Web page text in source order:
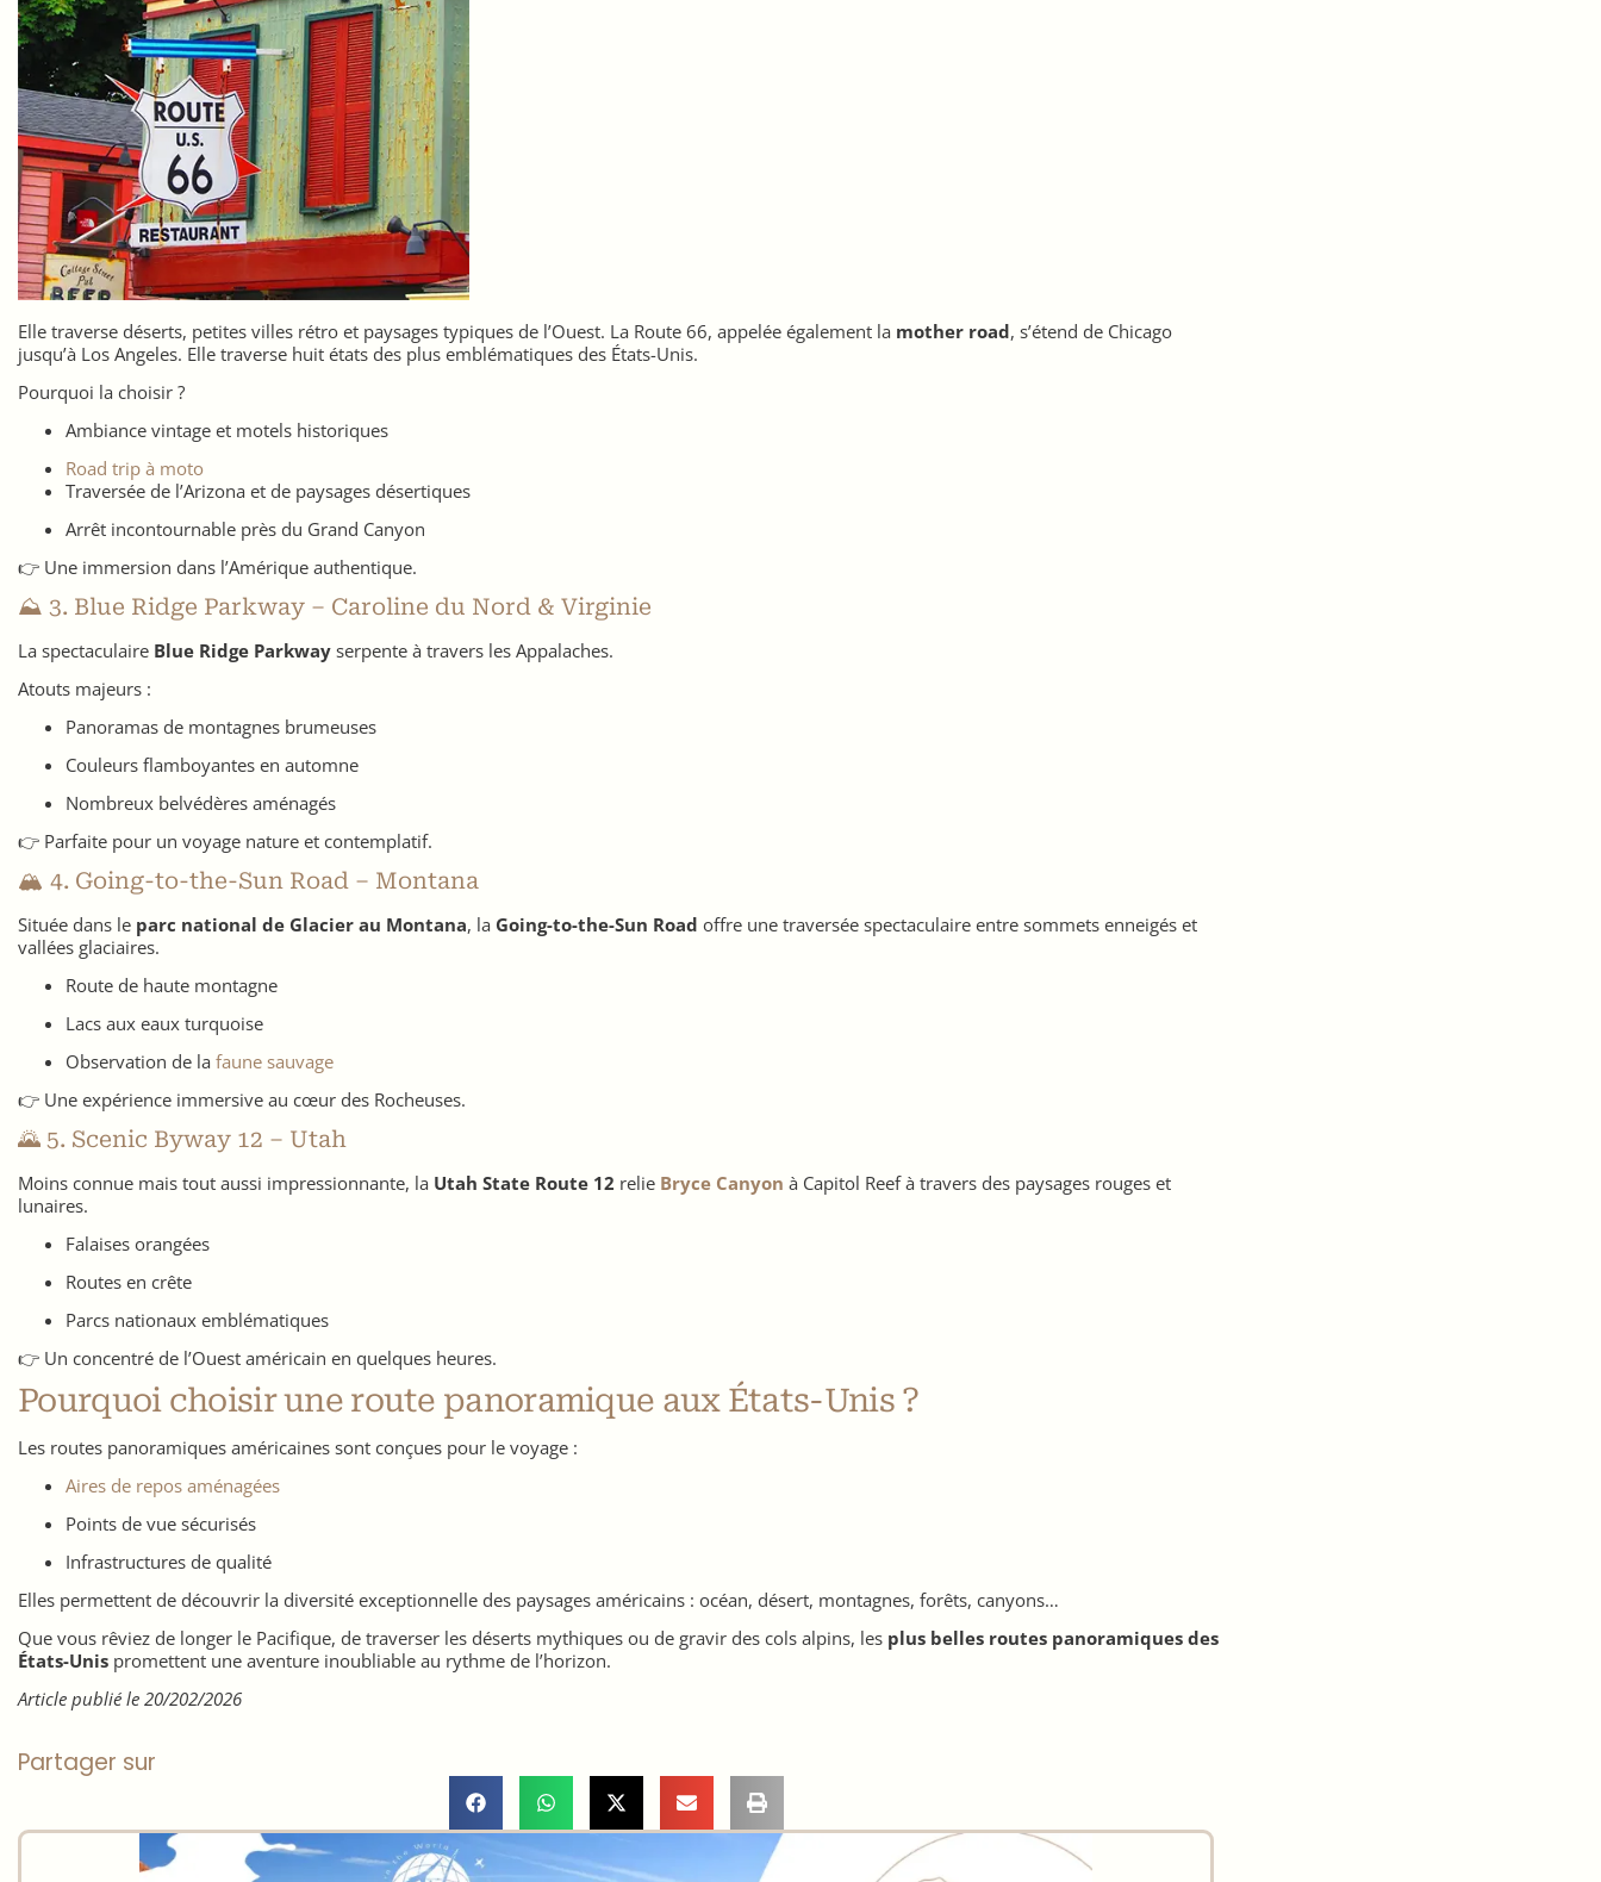
Elle traverse déserts, petites villes rétro et paysages typiques de l’Ouest. La Route 66, appelée également la mother road, s’étend de Chicago
jusqu’à Los Angeles. Elle traverse huit états des plus emblématiques des États-Unis.
Pourquoi la choisir ?
Ambiance vintage et motels historiques
Road trip à moto
Traversée de l’Arizona et de paysages désertiques
Arrêt incontournable près du Grand Canyon
👉 Une immersion dans l’Amérique authentique.
⛰️ 3. Blue Ridge Parkway – Caroline du Nord & Virginie
La spectaculaire Blue Ridge Parkway serpente à travers les Appalaches.
Atouts majeurs :
Panoramas de montagnes brumeuses
Couleurs flamboyantes en automne
Nombreux belvédères aménagés
👉 Parfaite pour un voyage nature et contemplatif.
🏔️ 4. Going-to-the-Sun Road – Montana
Située dans le parc national de Glacier au Montana, la Going-to-the-Sun Road offre une traversée spectaculaire entre sommets enneigés et
vallées glaciaires.
Route de haute montagne
Lacs aux eaux turquoise
Observation de la faune sauvage
👉 Une expérience immersive au cœur des Rocheuses.
🌄 5. Scenic Byway 12 – Utah
Moins connue mais tout aussi impressionnante, la Utah State Route 12 relie Bryce Canyon à Capitol Reef à travers des paysages rouges et
lunaires.
Falaises orangées
Routes en crête
Parcs nationaux emblématiques
👉 Un concentré de l’Ouest américain en quelques heures.
Pourquoi choisir une route panoramique aux États-Unis ?
Les routes panoramiques américaines sont conçues pour le voyage :
Aires de repos aménagées
Points de vue sécurisés
Infrastructures de qualité
Elles permettent de découvrir la diversité exceptionnelle des paysages américains : océan, désert, montagnes, forêts, canyons…
Que vous rêviez de longer le Pacifique, de traverser les déserts mythiques ou de gravir des cols alpins, les plus belles routes panoramiques des
États-Unis promettent une aventure inoubliable au rythme de l’horizon.
Article publié le 20/202/2026
Partager sur